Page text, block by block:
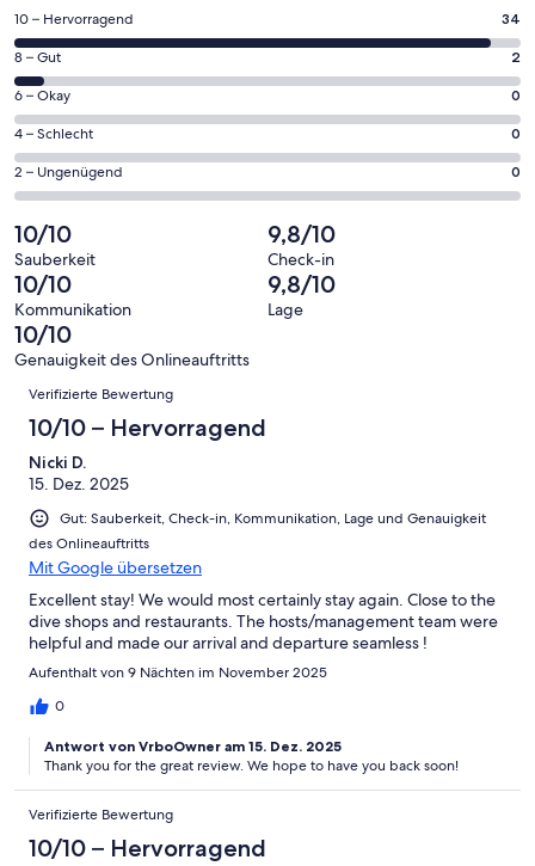
einem
neuen
Fenster
geöffnet
34
von
insgesamt
36
Gästebewertungen
haben
eine
Bewertung
von
10
-
Hervorragend
10 – Hervorragend 34
2
von
insgesamt
36
Gästebewertungen
haben
Bewertung
von
8
-
Gut
8 – Gut 2
0
von
insgesamt
36
Gästebewertungen
haben
eine
Bewertung
von
6
-
Okay
6 – Okay 0
0
von
insgesamt
Gästebewertungen
haben
eine
Bewertung
von
4
4 – Schlecht 0
0
von
insgesamt
36
Gästebewertungen
haben
eine
Bewertung
2 – Ungenügend 0
10/10
Sauberkeit
9,8/10
Check-in
10/10
Kommunikation
9,8/10
Lage
10/10
Genauigkeit des Onlineauftritts
Bewertungen
Verifizierte Bewertung
10/10 – Hervorragend
Nicki D.
15. Dez. 2025
Gut: Sauberkeit, Check-in, Kommunikation, Lage und Genauigkeit
des Onlineauftritts
Mit Google übersetzen
Excellent stay! We would most certainly stay again. Close to the
dive shops and restaurants. The hosts/management team were
helpful and made our arrival and departure seamless !
Aufenthalt von 9 Nächten im November 2025
0
Antwort von VrboOwner am 15. Dez. 2025
Thank you for the great review. We hope to have you back soon!
Verifizierte Bewertung
10/10 – Hervorragend